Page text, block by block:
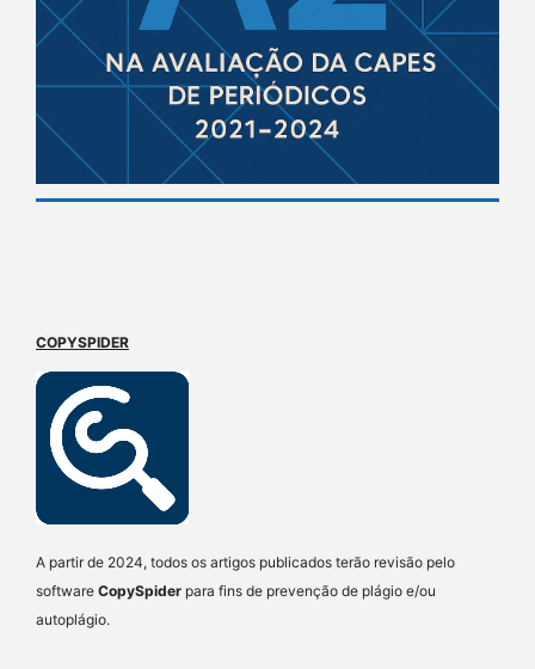
COPYSPIDER
A partir de 2024, todos os artigos publicados terão revisão pelo
software CopySpider para fins de prevenção de plágio e/ou
autoplágio.